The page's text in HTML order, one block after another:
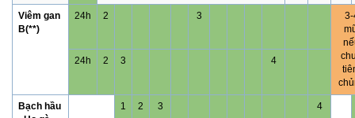
Viêm gan
B(**)
24h 2 3
3-
24h 2 3 4
Bạch hầu
1 2 3 4